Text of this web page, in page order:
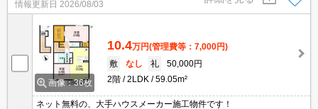
情報更新日 2026/08/03
画像：36枚
10.4万円(管理費等：7,000円)
敷
なし 礼
50,000円
2階
2LDK 59.05m²
ネット無料の、大手ハウスメーカー施工物件です！